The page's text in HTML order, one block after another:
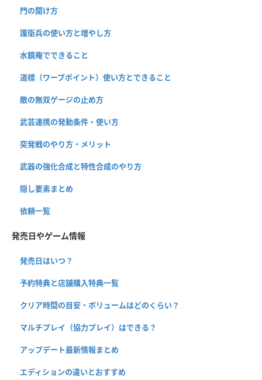
門の開け方
護衛兵の使い方と増やし方
水鏡庵でできること
道標（ワープポイント）使い方とできること
敵の無双ゲージの止め方
武芸連携の発動条件・使い方
突発戦のやり方・メリット
武器の強化合成と特性合成のやり方
隠し要素まとめ
依頼一覧
発売日やゲーム情報
発売日はいつ？
予約特典と店舗購入特典一覧
クリア時間の目安・ボリュームはどのくらい？
マルチプレイ（協力プレイ）はできる？
アップデート最新情報まとめ
エディションの違いとおすすめ